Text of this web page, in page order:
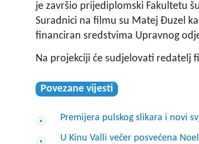
je završio prijediplomski Fakultetu
Suradnici na filmu su Matej Đuzel
financiran sredstvima Upravnog
Na projekciji će sudjelovati redatelj
Povezane vijesti
Premijera pulskog slikara i novi
U Kinu Valli večer posvećena